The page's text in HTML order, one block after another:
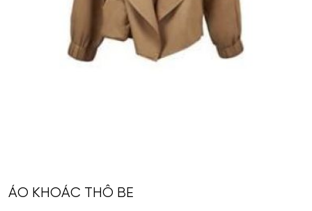
ÁO KHOÁC THÔ BE